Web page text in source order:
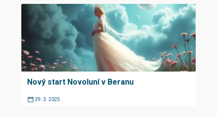
Nový start Novoluní v Beranu
29. 3. 2025